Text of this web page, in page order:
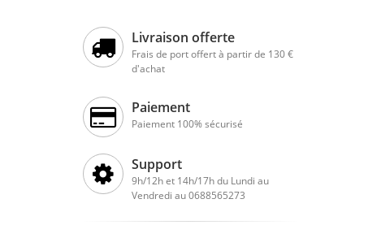
Livraison offerte
Frais de port offert à partir de 130 €
d'achat
Paiement
Paiement 100% sécurisé
Support
9h/12h et 14h/17h du Lundi au
Vendredi au 0688565273